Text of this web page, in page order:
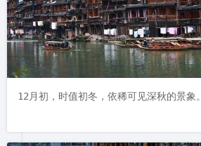
12月初，时值初冬，依稀可见深秋的景象。